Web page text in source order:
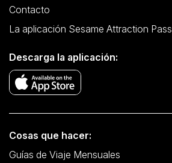
Contacto
La aplicación Sesame Attraction Pass
Descarga la aplicación:
Cosas que hacer:
Guías de Viaje Mensuales